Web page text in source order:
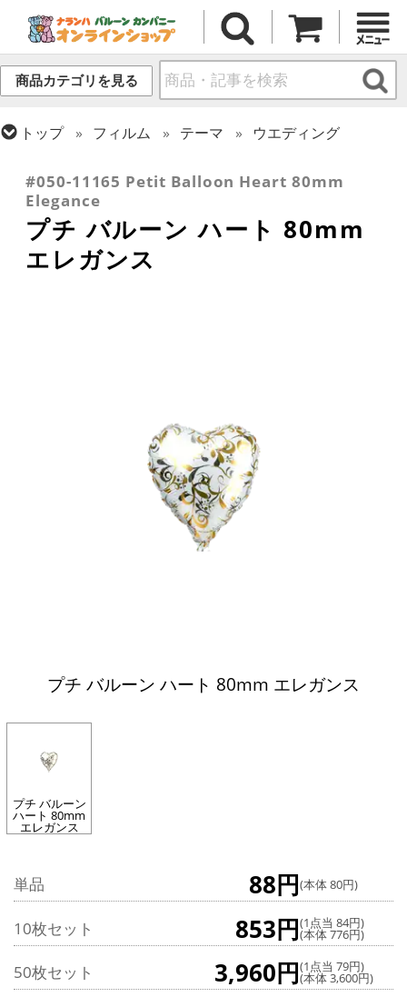
商品カテゴリを見る
トップ フィルム テーマ
ウエディング
#050-11165 Petit Balloon Heart 80mm
Elegance
プチ バルーン ハート 80mm
エレガンス
プチ バルーン ハート 80mm エレガンス
プチ バルーン
ハート 80mm
エレガンス
単品 88円(本体 80円)
10枚セット 853円(1点当 84円)
(本体 776円)
50枚セット 3,960円(1点当 79円)
(本体 3,600円)